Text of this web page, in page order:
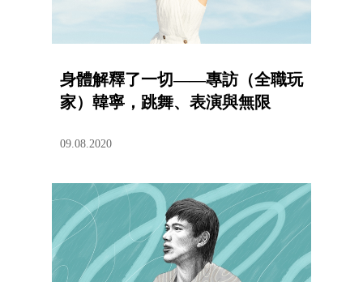
身體解釋了一切——專訪（全職玩
家）韓寧，跳舞、表演與無限
09.08.2020